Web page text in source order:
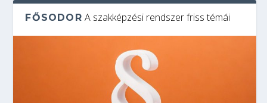
FŐSODOR A szakképzési rendszer friss témái